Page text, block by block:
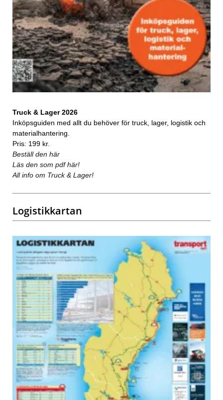
Truck & Lager 2026
Inköpsguiden med allt du behöver för truck, lager, logistik och
materialhantering.
Pris: 199 kr.
Beställ den här
Läs den som pdf här!
All info om Truck & Lager!
Logistikkartan